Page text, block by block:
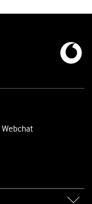
automaticamente"para
ao ecrã inicial.
Webchat